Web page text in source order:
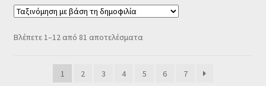
Βλέπετε 1–12 από 81 αποτελέσματαSorted
1
2 3 4 5 6 7